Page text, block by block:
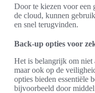
Door te kiezen voor een
de cloud, kunnen
en snel terugvinden.
Back-up opties voor
Het is belangrijk om niet
maar ook op de
opties bieden essentiële
bijvoorbeeld door